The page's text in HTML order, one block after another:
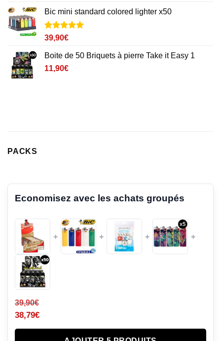
Bic mini standard colored lighter x50
Noté5sur
5
notations
client
39,90€
Boite de 50 Briquets à pierre Take it Easy 1
11,90€
PACKS
Economisez avec les achats groupés
+ + + +
39,90€
38,79€